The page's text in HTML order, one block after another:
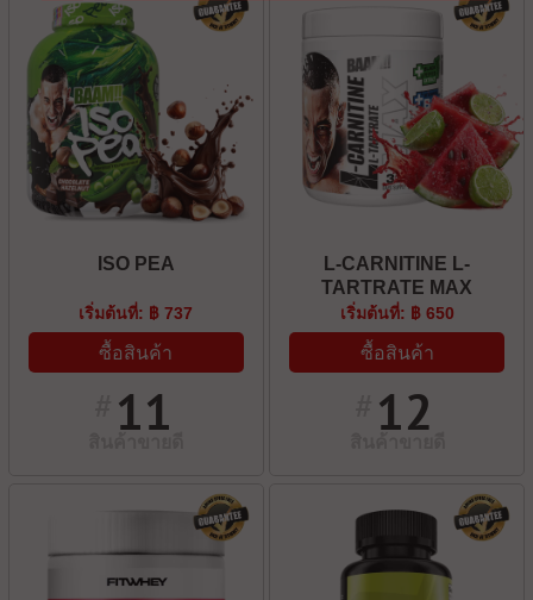
ISO PEA
เริ่มต้นที่: ฿ 737
ซื้อสินค้า
11
L-CARNITINE L-
TARTRATE MAX
เริ่มต้นที่: ฿ 650
ซื้อสินค้า
12